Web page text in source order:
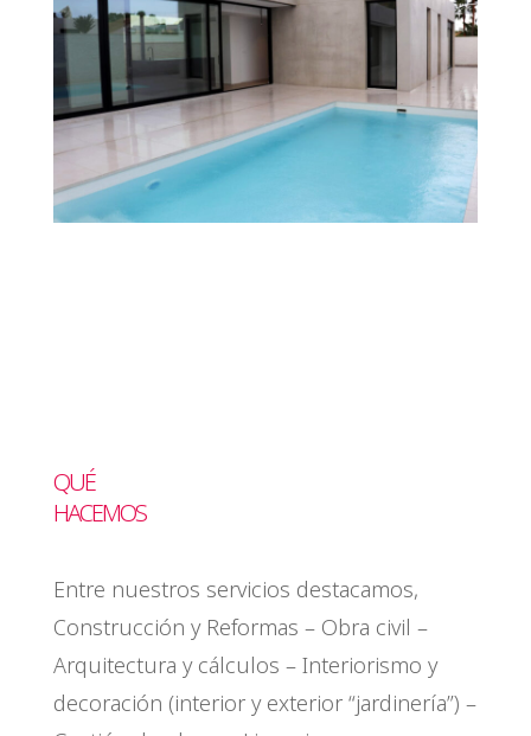
QUÉ
HACEMOS
Entre nuestros servicios destacamos,
Construcción y Reformas – Obra civil –
Arquitectura y cálculos – Interiorismo y
decoración (interior y exterior “jardinería”) –